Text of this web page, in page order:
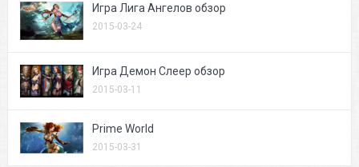
Игра Лига Ангелов обзор
2015-03-24
Игра Демон Слеер обзор
2015-03-11
Prime World
2015-03-31